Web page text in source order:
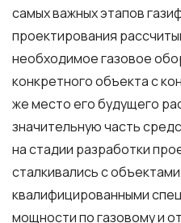
самых важных этапов
проектирования
необходимое газовое
конкретного объекта с
же место его будущего
значительную часть
на стадии разработки
сталкивались с
квалифицированными
мощности по газовому и